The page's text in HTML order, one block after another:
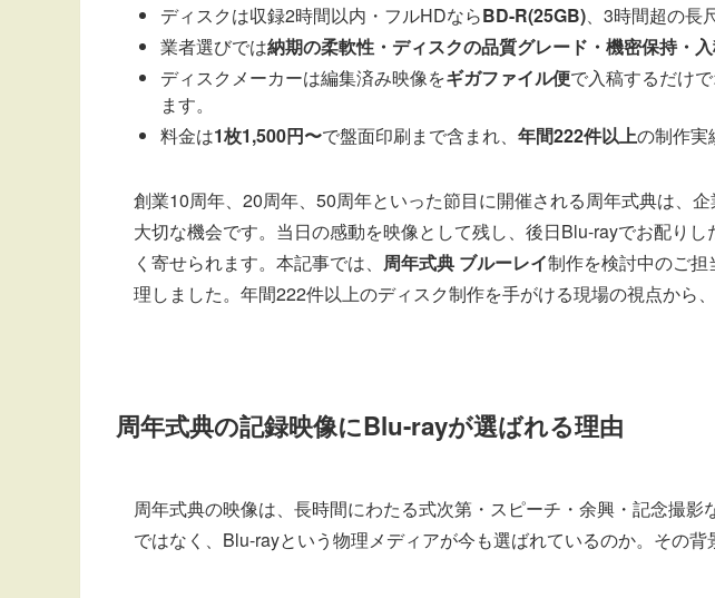
ディスクは収録2時間以内・フルHDならBD-R(25GB)、3時間超の長
業者選びでは納期の柔軟性・ディスクの品質グレード・機密保持・
ディスクメーカーは編集済み映像をギガファイル便で入稿するだけ
ます。
料金は1枚1,500円〜で盤面印刷まで含まれ、 年間222件以上の制作実
創業10周年、20周年、50周年といった節目に開催される周年式典は、
大切な機会です。当日の感動を映像として残し、後日Blu-rayでお配り
く寄せられます。本記事では、 周年式典 ブルーレイ制作を検討中のご
理しました。年間222件以上のディスク制作を手がける現場の視点から
周年式典の記録映像にBlu-rayが選ばれる理由
周年式典の映像は、長時間にわたる式次第・スピーチ・余興・記念撮
ではなく、Blu-rayという物理メディアが今も選ばれているのか。その背